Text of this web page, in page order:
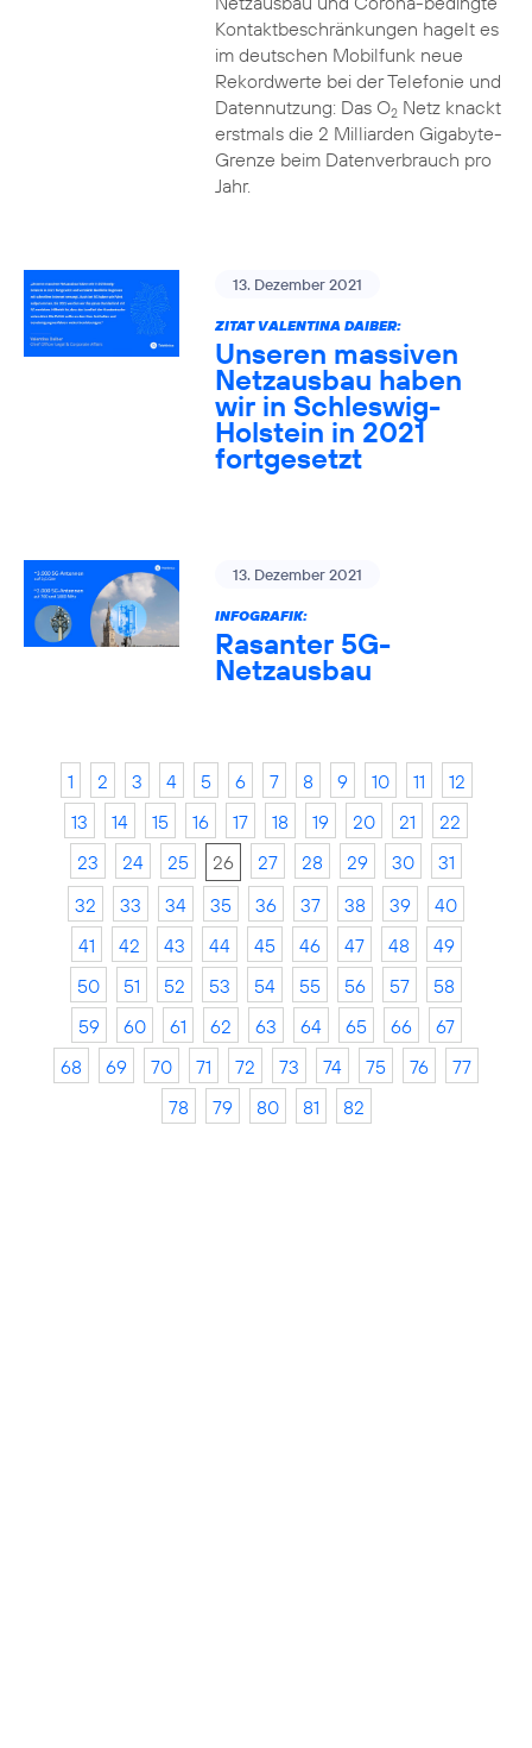
Kontaktbeschränkungen hagelt es
im deutschen Mobilfunk neue
Rekordwerte bei der Telefonie und
Datennutzung: Das O2Netz knackt
erstmals die 2 Milliarden Gigabyte-
Grenze beim Datenverbrauch pro
Jahr.
13. Dezember 2021
ZITAT VALENTINA DAIBER:
Unseren massiven
Netzausbau haben
wir in Schleswig-
Holstein in 2021
fortgesetzt
13. Dezember 2021
INFOGRAFIK:
Rasanter 5G-
Netzausbau
1 2 3 4 5 6 7 8 9 10 11
12
13
14 15 16 17 18 19 20 21
22
23
24 25 26 27 28 29 30
31
32
33 34 35 36 37 38 39
40
41
42 43 44 45 46 47 48
49
50
51 52 53 54 55 56 57
58
59
60 61 62 63 64 65 66
67
68
69 70 71 72 73 74 75 76
77
78
79 80 81 82